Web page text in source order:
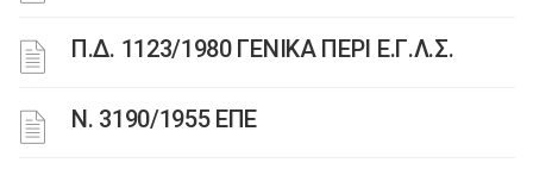
Π.Δ. 1123/1980 ΓΕΝΙΚΑ ΠΕΡΙ Ε.Γ.Λ.Σ.
Ν. 3190/1955 ΕΠΕ